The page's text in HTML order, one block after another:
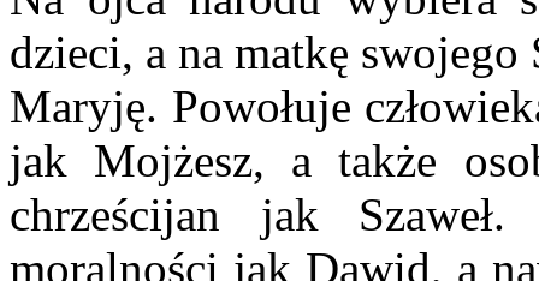
dzieci, a na matkę swojego
Maryję. Powołuje
jak Mojżesz, a także
chrześcijan jak
moralności jak Dawid, a